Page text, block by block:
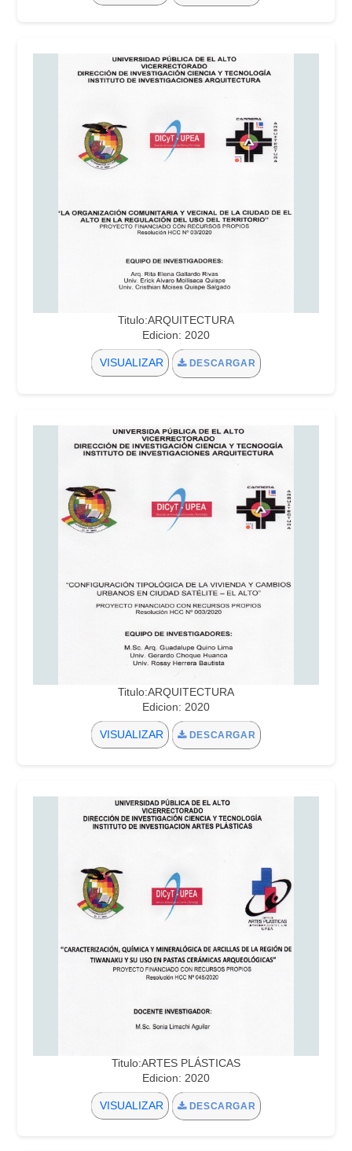
Titulo:ARQUITECTURA
Edicion: 2020
VISUALIZAR DESCARGAR
Titulo:ARQUITECTURA
Edicion: 2020
VISUALIZAR DESCARGAR
Titulo:ARTES PLÁSTICAS
Edicion: 2020
VISUALIZAR DESCARGAR